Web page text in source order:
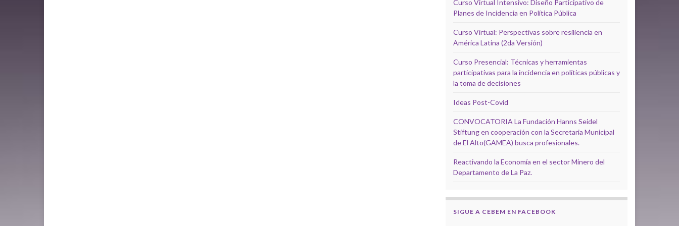
Curso Virtual Intensivo: Diseño Participativo de
Planes de Incidencia en Política Pública
Curso Virtual: Perspectivas sobre resiliencia en
América Latina (2da Versión)
Curso Presencial: Técnicas y herramientas
participativas para la incidencia en políticas públicas y
la toma de decisiones
Ideas Post-Covid
CONVOCATORIA La Fundación Hanns Seidel
Stiftung en cooperación con la Secretaria Municipal
de El Alto(GAMEA) busca profesionales.
Reactivando la Economía en el sector Minero del
Departamento de La Paz.
SIGUE A CEBEM EN FACEBOOK